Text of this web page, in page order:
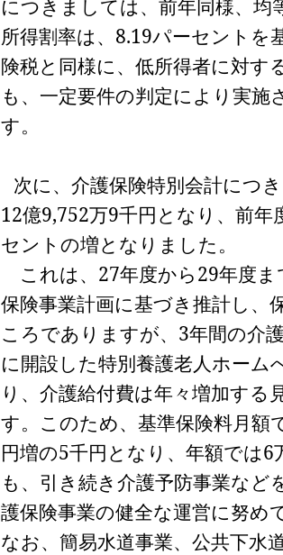
につきましては、前年同様、均
所得割率は、 8.19パーセントを
険税と同様に、低所得者に対す
も、一定要件の判定により実
す。
次に、介護保険特別会計につ
12億9,752万9千円となり、前年
セントの増となりました。
これは、 27年度から29年度ま
保険事業計画に基づき推計し、
ころでありますが、 3年間の介
に開設した特別養護老人ホーム
り、介護給付費は年々増加する
す。このため、基準保険料月額
円増の5千円となり、年額では6
も、引き続き介護予防事業など
護保険事業の健全な運営に努め
なお、簡易水道事業、公共下水